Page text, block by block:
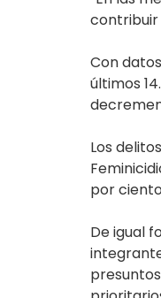
contribuir
Con
últimos
Los
por
De igual